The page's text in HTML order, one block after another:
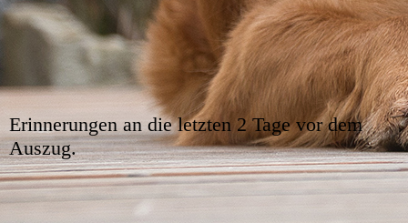
Erinnerungen an die letzten 2 Tage vor dem
Auszug.